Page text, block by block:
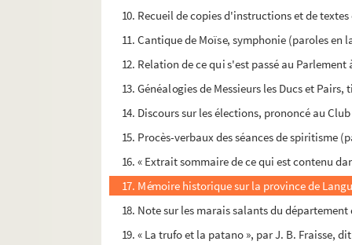
10. Recueil de copies d'instructions et de
11. Cantique de Moïse, symphonie (paroles en
12. Relation de ce qui s'est passé au
13. Généalogies de Messieurs les Ducs et
14. Discours sur les élections, prononcé au
15. Procès-verbaux des séances de spiritisme
16. « Extrait sommaire de ce qui est contenu
17. Mémoire historique sur la province de
18. Note sur les marais salants du
19. « La trufo et la patano », par J. B. Fraisse,